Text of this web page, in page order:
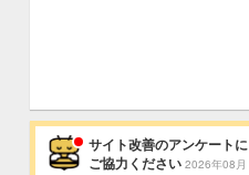
サイト改善のアンケートに
ご協力ください 2026年08月